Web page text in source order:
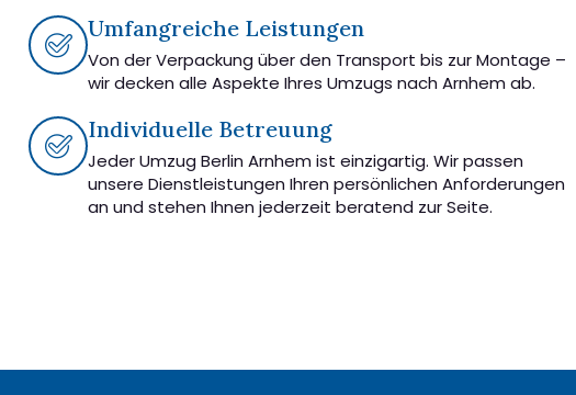
Umfangreiche Leistungen
Von der Verpackung über den Transport bis zur Montage –
wir decken alle Aspekte Ihres Umzugs nach Arnhem ab.
Individuelle Betreuung
Jeder Umzug Berlin Arnhem ist einzigartig. Wir passen
unsere Dienstleistungen Ihren persönlichen Anforderungen
an und stehen Ihnen jederzeit beratend zur Seite.